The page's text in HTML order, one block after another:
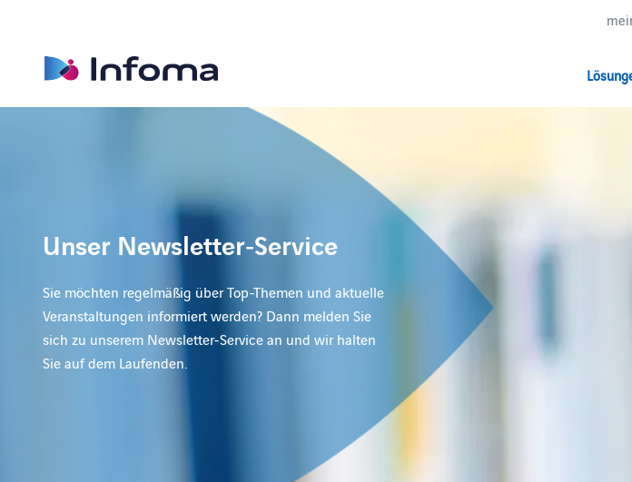
Unser Newsletter‑Service
Sie möchten regelmäßig über Top-Themen und aktuelle
Veranstaltungen informiert werden? Dann melden Sie
sich zu unserem ‎Newsletter-Service‬ an und wir halten
Sie auf dem Laufenden.